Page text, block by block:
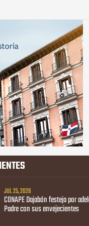
JUL 25, 2026
CONAPE Dajabón festeja por
Padre con sus envejecientes